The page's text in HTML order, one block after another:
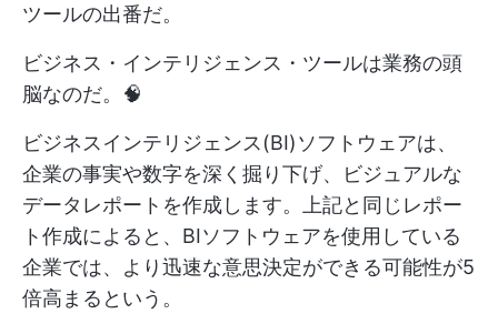
ツールの出番だ。
ビジネス・インテリジェンス・ツールは業務の頭
脳なのだ。🧠
ビジネスインテリジェンス(BI)ソフトウェアは、
企業の事実や数字を深く掘り下げ、ビジュアルな
データレポートを作成します。上記と同じレポー
ト作成によると、BIソフトウェアを使用している
企業では、より迅速な意思決定ができる可能性が5
倍高まるという。